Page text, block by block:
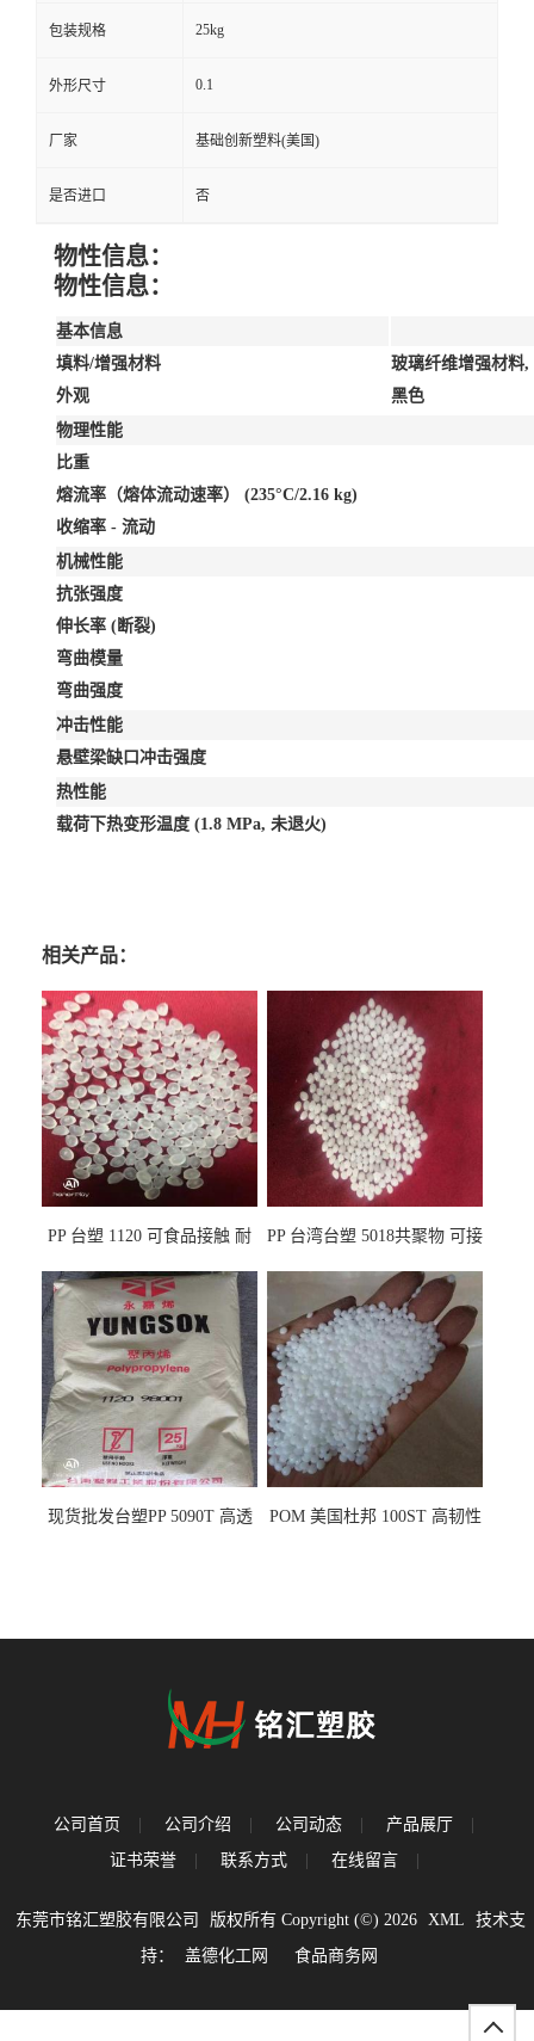
包装规格 25kg
外形尺寸 0.1
厂家 基础创新塑料(美国)
是否进口 否
物性信息：
物性信息：
基本信息
填料/增强材料
玻璃纤维增强材料
外观
黑色
物理性能
比重
熔流率（熔体流动速率） (235°C/2.16 kg)
收缩率 - 流动
机械性能
抗张强度
伸长率 (断裂)
弯曲模量
弯曲强度
冲击性能
悬壁梁缺口冲击强度
热性能
载荷下热变形温度 (1.8 MPa, 未退火)
相关产品：
PP 台塑 1120 可食品接触 耐
PP 台湾台塑 5018共聚物 可接
现货批发台塑PP 5090T 高透
POM 美国杜邦 100ST 高韧性
公司首页 | 公司介绍 | 公司动态 | 产品展厅
|
证书荣誉
| 联系方式 | 在线留言 |
东莞市铭汇塑胶有限公司 版权所有 Copyright (©) 2026 XML
技术支
持：
盖德化工网 食品商务网